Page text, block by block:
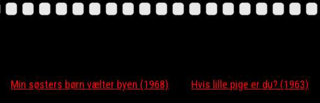
Min søsters børn vælter byen (1968) Hvis lille pige er du? (1963)